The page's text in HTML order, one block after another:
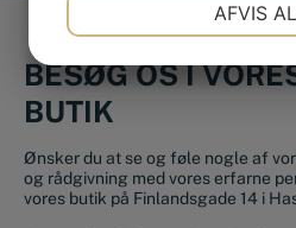
BESØG OS I
BUTIK
Ønsker du at se og føle nogle af
og rådgivning med vores erfarne
vores butik på Finlandsgade 14 i
MARKETING
AFVIS